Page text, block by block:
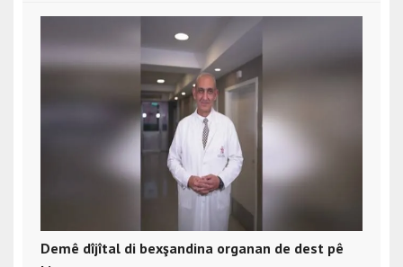
Demê dîjîtal di bexşandina organan de dest pê